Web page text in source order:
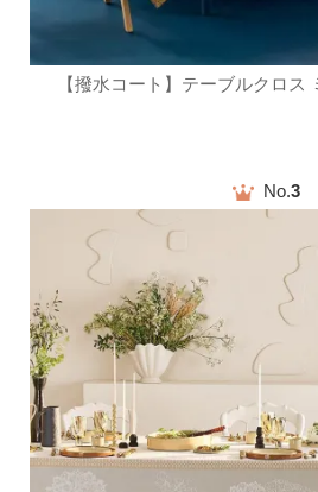
【撥水コート】テーブルクロス
No.3